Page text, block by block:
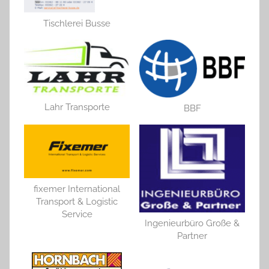
Tischlerei Busse
Lahr Transporte BBF
fixemer International
Transport & Logistic
Service
Ingenieurbüro Große &
Partner